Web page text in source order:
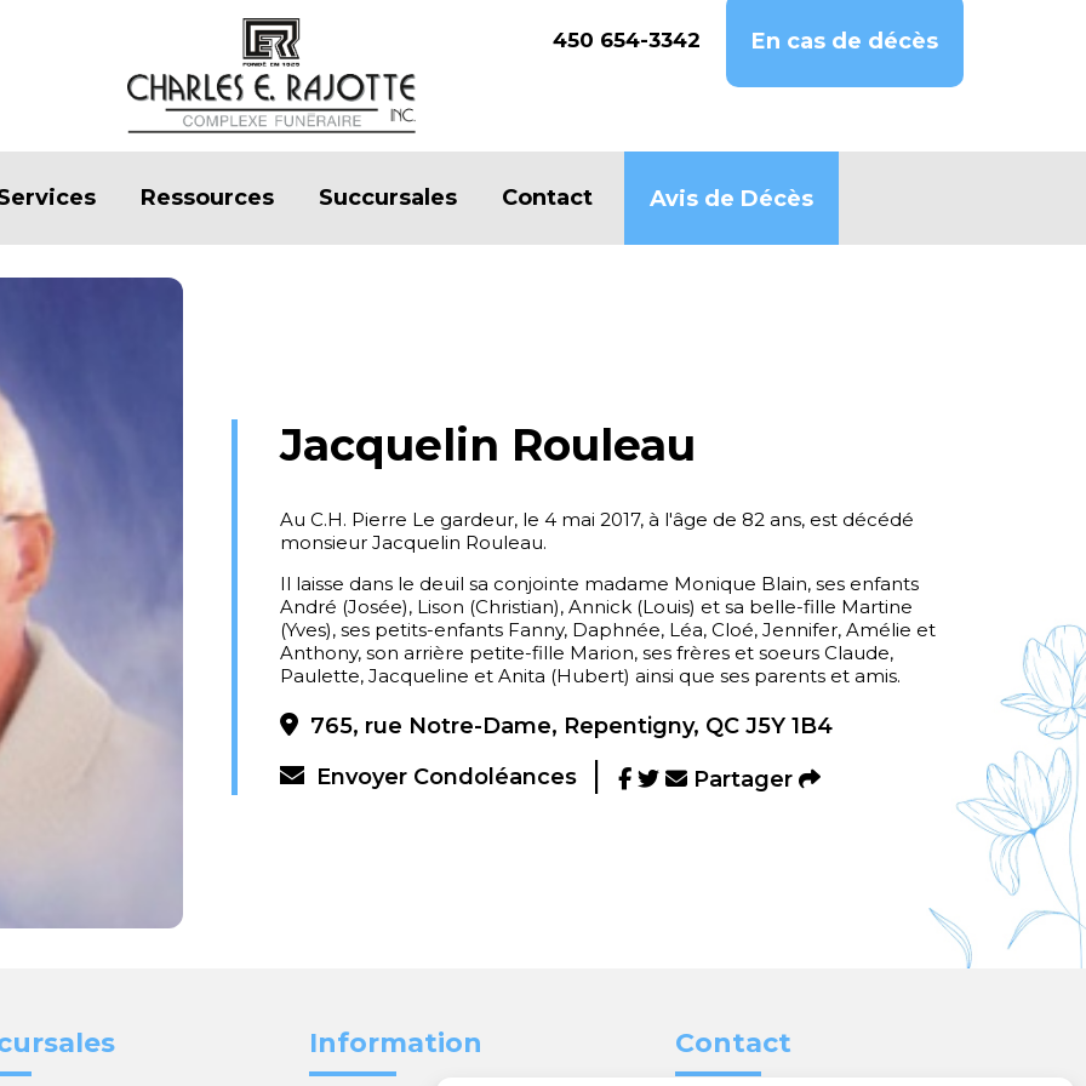
450 654-3342 En cas de décès
Ressources Succursales Contact Avis de Décès
Jacquelin Rouleau
Au C.H. Pierre Le gardeur, le 4 mai 2017, à l'âge de 82 ans, est décédé
monsieur Jacquelin Rouleau.
Il laisse dans le deuil sa conjointe madame Monique Blain, ses enfants
André (Josée), Lison (Christian), Annick (Louis) et sa belle-fille Martine
(Yves), ses petits-enfants Fanny, Daphnée, Léa, Cloé, Jennifer, Amélie et
Anthony, son arrière petite-fille Marion, ses frères et soeurs Claude,
Paulette, Jacqueline et Anita (Hubert) ainsi que ses parents et amis.
765, rue Notre-Dame, Repentigny, QC J5Y 1B4
Envoyer Condoléances
Partager
Information Contact